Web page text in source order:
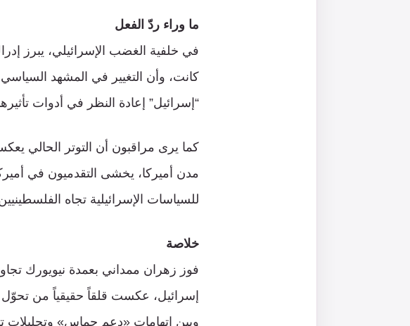
ما وراء ردّ الفعل
في خلفية الغضب الإسرائيلي، يبرز
كانت، وأن التغيير في المشهد
“إسرائيل” إعادة النظر في أدوات
كما يرى مراقبون أن التوتر الحالي
مدن أميركا، يخشى التقدميون في
للسياسات الإسرائيلية تجاه
خلاصة
فوز زهران ممداني بعمدة نيويورك
إسرائيل، عكست قلقاً حقيقياً من تحوّل
وبين اتهامات «دعم حماس» وتحليلات